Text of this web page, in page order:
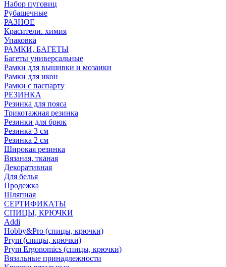
Набор пуговиц
Рубашечные
РАЗНОЕ
Красители. химия
Упаковка
РАМКИ, БАГЕТЫ
Багеты универсальные
Рамки для вышивки и мозаики
Рамки для икон
Рамки с паспарту
РЕЗИНКА
Резинка для пояса
Трикотажная резинка
Резинки для брюк
Резинка 3 см
Резинка 2 см
Широкая резинка
Вязаная, тканая
Декоративная
Для белья
Продежка
Шляпная
СЕРТИФИКАТЫ
СПИЦЫ, КРЮЧКИ
Addi
Hobby&Pro (спицы, крючки)
Prym (спицы, крючки)
Prym Ergonomics (спицы, крючки)
Вязальные принадлежности